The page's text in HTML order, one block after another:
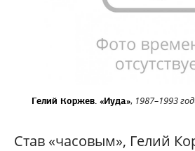
Гелий Коржев. «Иуда», 1987–1993
Став «часовым», Гелий